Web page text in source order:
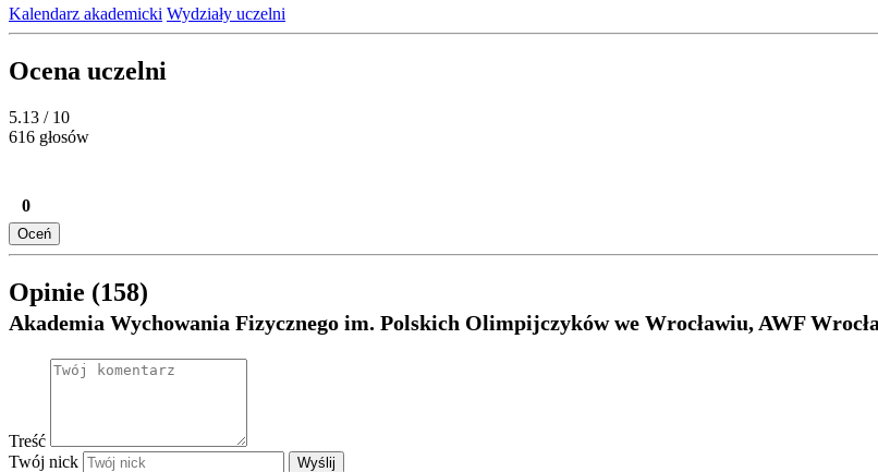
Kalendarz akademicki Wydziały uczelni
Ocena uczelni
5.13 / 10
616 głosów
0
Oceń
Opinie (158)
Akademia Wychowania Fizycznego im. Polskich Olimpijczyków we Wrocławiu, AWF
Treść
Twój nick
Wyślij